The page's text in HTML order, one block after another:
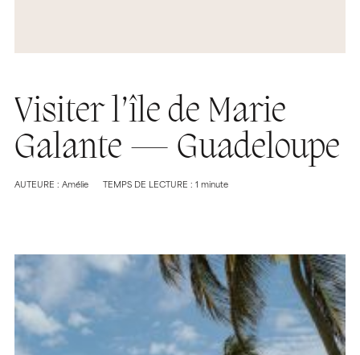
Visiter l’île de Marie
Galante — Guadeloupe
AUTEURE : Amélie TEMPS DE LECTURE : 1 minute